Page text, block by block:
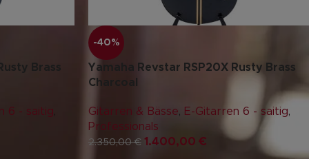
Brass
6 - saitig
-40%
Yamaha Revstar RSP20X Rusty Brass
Charcoal
Gitarren & Bässe, E-Gitarren 6 - saitig,
Professionals
2.350,00€ 1.400,00 €